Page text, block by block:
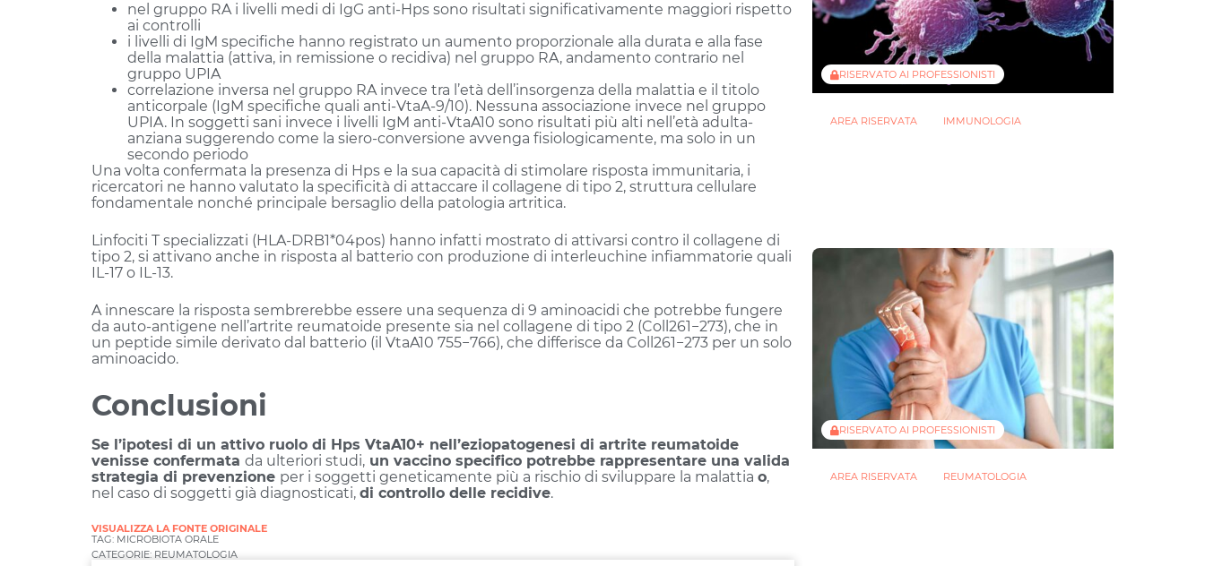
nel gruppo RA i livelli medi di IgG anti-Hps sono risultati significativamente maggiori rispetto
ai controlli
i livelli di IgM specifiche hanno registrato un aumento proporzionale alla durata e alla fase
della malattia (attiva, in remissione o recidiva) nel gruppo RA, andamento contrario nel
gruppo UPIA
correlazione inversa nel gruppo RA invece tra l’età dell’insorgenza della malattia e il titolo
anticorpale (IgM specifiche quali anti-VtaA-9/10). Nessuna associazione invece nel gruppo
UPIA. In soggetti sani invece i livelli IgM anti-VtaA10 sono risultati più alti nell’età adulta-
anziana suggerendo come la siero-conversione avvenga fisiologicamente, ma solo in un
secondo periodo
Una volta confermata la presenza di Hps e la sua capacità di stimolare risposta immunitaria, i
ricercatori ne hanno valutato la specificità di attaccare il collagene di tipo 2, struttura cellulare
fondamentale nonché principale bersaglio della patologia artritica.
Linfociti T specializzati (HLA-DRB1*04pos) hanno infatti mostrato di attivarsi contro il collagene di
tipo 2, si attivano anche in risposta al batterio con produzione di interleuchine infiammatorie quali
IL-17 o IL-13.
A innescare la risposta sembrerebbe essere una sequenza di 9 aminoacidi che potrebbe fungere
da auto-antigene nell’artrite reumatoide presente sia nel collagene di tipo 2 (Coll261−273), che in
un peptide simile derivato dal batterio (il VtaA10 755−766), che differisce da Coll261−273 per un solo
aminoacido.
Conclusioni
Se l’ipotesi di un attivo ruolo di Hps VtaA10+ nell’eziopatogenesi di artrite reumatoide
venisse confermata da ulteriori studi, un vaccino specifico potrebbe rappresentare una valida
strategia di prevenzione per i soggetti geneticamente più a rischio di sviluppare la malattia o,
nel caso di soggetti già diagnosticati, di controllo delle recidive.
VISUALIZZA LA FONTE ORIGINALE
TAG: MICROBIOTA ORALE
CATEGORIE: REUMATOLOGIA
RISERVATO AI PROFESSIONISTI
AREA RISERVATA IMMUNOLOGIA
RISERVATO AI PROFESSIONISTI
AREA RISERVATA REUMATOLOGIA